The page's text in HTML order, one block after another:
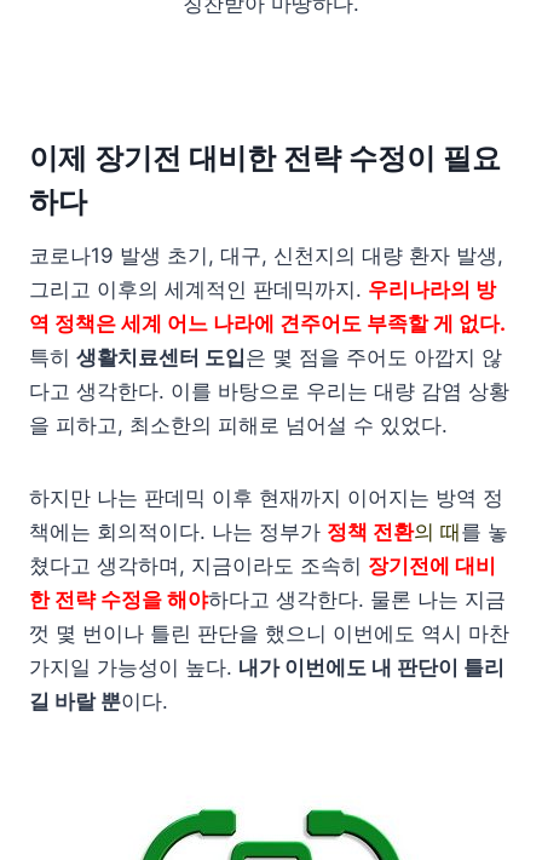
이제 장기전 대비한 전략 수정이 필요
하다
코로나19 발생 초기, 대구, 신천지의 대량 환자 발생,
그리고 이후의 세계적인 판데믹까지. 우리나라의 방
역 정책은 세계 어느 나라에 견주어도 부족할 게 없다.
특히 생활치료센터 도입은 몇 점을 주어도 아깝지 않
다고 생각한다. 이를 바탕으로 우리는 대량 감염 상황
을 피하고, 최소한의 피해로 넘어설 수 있었다.
하지만 나는 판데믹 이후 현재까지 이어지는 방역 정
책에는 회의적이다. 나는 정부가 정책 전환의 때 를 놓
쳤다고 생각하며, 지금이라도 조속히 장기전에 대비
한 전략 수정을 해야하다고 생각한다. 물론 나는 지금
껏 몇 번이나 틀린 판단을 했으니 이번에도 역시 마찬
가지일 가능성이 높다. 내가 이번에도 내 판단이 틀리
길 바랄 뿐이다.